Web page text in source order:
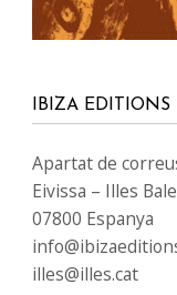
IBIZA EDITIONS
Apartat de
Eivissa – Illes
07800 Espanya
illes@illes.cat